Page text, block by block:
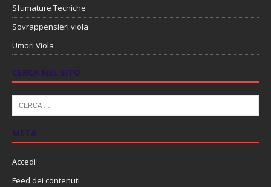
Sfumature Tecniche
Sovrappensieri viola
Umori Viola
CERCA NEL SITO
META
Accedi
Feed dei contenuti